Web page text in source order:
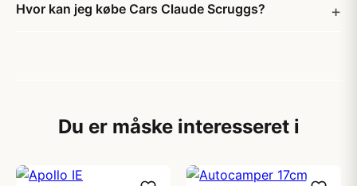
Hvor kan jeg købe Cars Claude Scruggs?
Du er måske interesseret i